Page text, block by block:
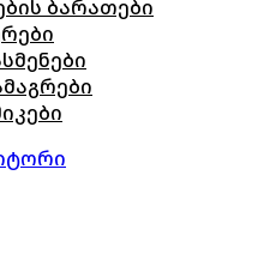
ბარათები